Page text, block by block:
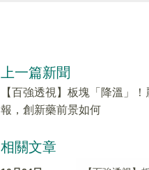
上一篇新聞
【百強透視】板塊「降溫」
報，創新藥前景如何
相關文章